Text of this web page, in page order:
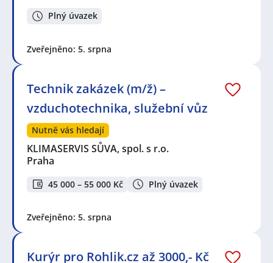
Plný úvazek
Zveřejněno: 5. srpna
Technik zakázek (m/ž) –
vzduchotechnika, služební vůz
Nutně vás hledají
KLIMASERVIS SŮVA, spol. s r.o.
Praha
45 000 – 55 000 Kč Plný úvazek
Zveřejněno: 5. srpna
Kurýr pro Rohlik.cz až 3000,- Kč